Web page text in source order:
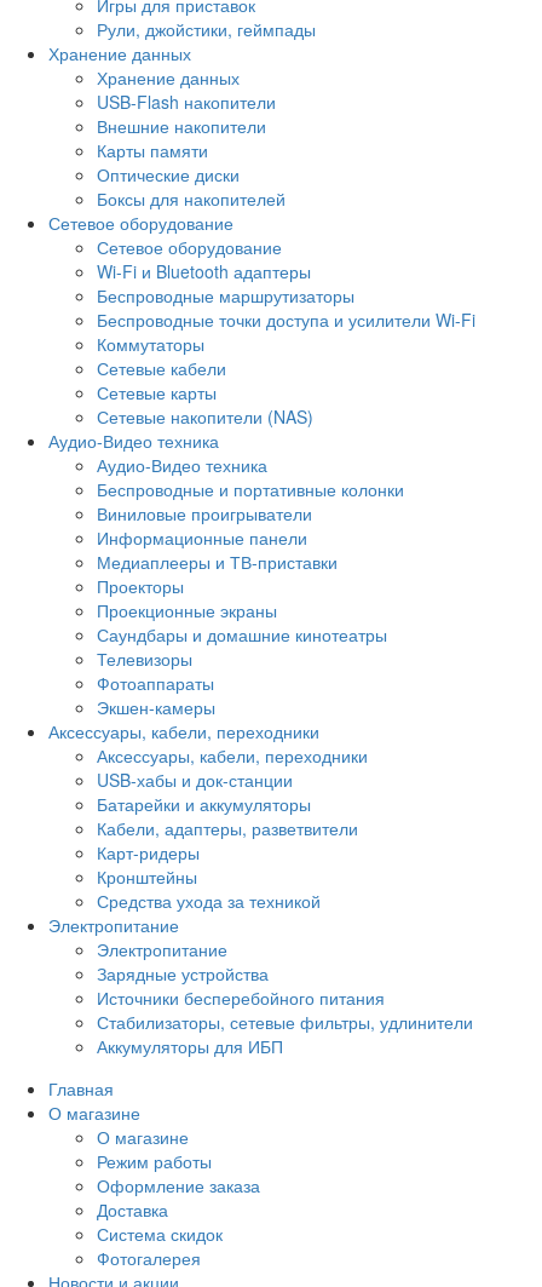
Рули, джойстики, геймпады
Хранение данных
Хранение данных
USB-Flash накопители
Внешние накопители
Карты памяти
Оптические диски
Боксы для накопителей
Сетевое оборудование
Сетевое оборудование
Wi-Fi и Bluetooth адаптеры
Беспроводные маршрутизаторы
Беспроводные точки доступа и усилители Wi-Fi
Коммутаторы
Сетевые кабели
Сетевые карты
Сетевые накопители (NAS)
Аудио-Видео техника
Аудио-Видео техника
Беспроводные и портативные колонки
Виниловые проигрыватели
Информационные панели
Медиаплееры и ТВ-приставки
Проекторы
Проекционные экраны
Саундбары и домашние кинотеатры
Телевизоры
Фотоаппараты
Экшен-камеры
Аксессуары, кабели, переходники
Аксессуары, кабели, переходники
USB-хабы и док-станции
Батарейки и аккумуляторы
Кабели, адаптеры, разветвители
Карт-ридеры
Кронштейны
Средства ухода за техникой
Электропитание
Электропитание
Зарядные устройства
Источники бесперебойного питания
Стабилизаторы, сетевые фильтры, удлинители
Аккумуляторы для ИБП
Главная
О магазине
О магазине
Режим работы
Оформление заказа
Доставка
Система скидок
Фотогалерея
Новости и акции